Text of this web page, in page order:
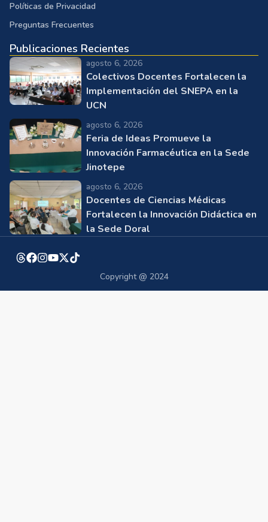
Políticas de Privacidad
Preguntas Frecuentes
Publicaciones Recientes
agosto 6, 2026
Colectivos Docentes Fortalecen la
Implementación del SNEPA en la
UCN
agosto 6, 2026
Feria de Ideas Promueve la
Innovación Farmacéutica en la Sede
Jinotepe
agosto 6, 2026
Docentes de Ciencias Médicas
Fortalecen la Innovación Didáctica en
la Sede Doral
Copyright @ 2024